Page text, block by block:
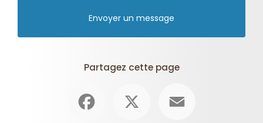
Envoyer un message
Partagez cette page